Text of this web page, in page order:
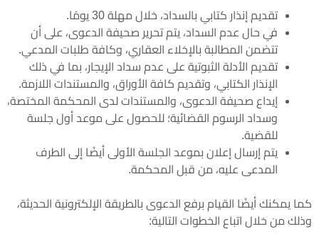
تقديم إنذار كتابي بالسداد، خلال مهلة 30 يومًا.
في حال عدم السداد، يتم تحرير صحيفة الدعوى، على أن
تتضمن المطالبة بالإخلاء العقاري، وكافة طلبات المدعي.
تقديم الأدلة الثبوتية على عدم سداد الإيجار، بما في ذلك
الإنذار الكتابي، وتقديم كافة الأوراق، والمستندات اللازمة.
إيداع صحيفة الدعوى، والمستندات لدى المحكمة المختصة،
وسداد الرسوم القضائية؛ للحصول على موعد أول جلسة
للقضية.
يتم إرسال إعلان بموعد الجلسة الأولى أيضًا إلى الطرف
المدعى عليه، من قبل المحكمة.
كما يمكنك أيضًا القيام برفع الدعوى بالطريقة الإلكترونية الحديثة،
وذلك من خلال اتباع الخطوات التالية: